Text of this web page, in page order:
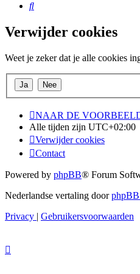
Zoek
Verwijder cookies
Weet je zeker dat je alle cookies
NAAR DE
Alle tijden zijn UTC+02:00
Verwijder cookies
Contact
Powered by phpBB® Forum
Nederlandse vertaling door
Privacy | Gebruikersvoorwaarden